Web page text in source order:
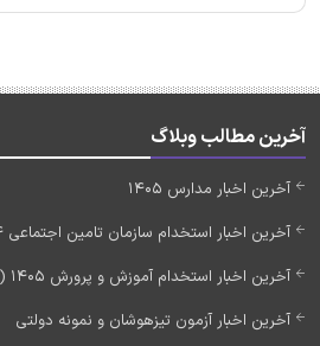
آخرین مطالب وبلاگ
آخرین اخبار مدارس 1405
آخرین اخبار استخدام سازمان تامین اجتماعی 1404 (به زودی)
آخرین اخبار استخدام آموزش و پرورش 1405 (به زودی)
آخرین اخبار آزمون تیزهوشان و نمونه دولتی